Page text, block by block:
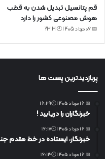
قم پتانسیل تبدیل شدن به قطب
هوش مصنوعی کشور را دارد
📅 06 مرداد 1405 🕙23:31
پربازدیدترین پست ها
📅 16 مرداد 1405 🕙16:29
خبرنگاران را دریابید !
📅 16 مرداد 1405 🕙16:17
خبرنگار، ایستاده در خط مقدم
📅 16 مرداد 1405 🕙16:13